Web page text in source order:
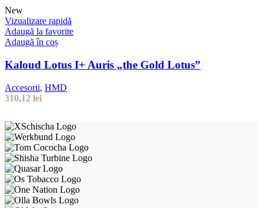
New
Vizualizare rapidă
Adaugă la favorite
Adaugă în coș
Kaloud Lotus I+ Auris „the Gold Lotus”
Accesorii, HMD
310,12 lei